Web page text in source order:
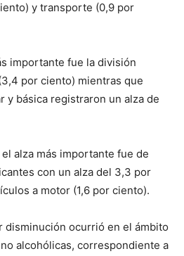
y transporte (0,9 por
importante fue la división
por ciento) mientras que
y básica registraron un alza de
alza más importante fue de
con un alza del 3,3 por
a motor (1,6 por ciento).
disminución ocurrió en el ámbito
alcohólicas, correspondiente a